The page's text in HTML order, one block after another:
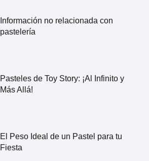
Información no relacionada con
pastelería
Pasteles de Toy Story: ¡Al Infinito y
Más Allá!
El Peso Ideal de un Pastel para tu
Fiesta